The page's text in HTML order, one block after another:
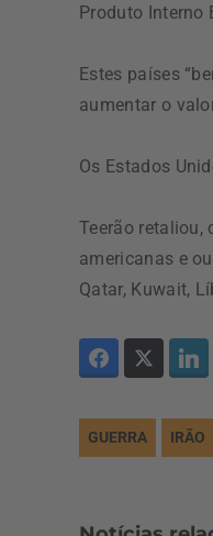
Produto Interno
Estes países
aumentar o
Os Estados
Teerão retaliou,
americanas e
Qatar, Kuwait,
GUERRA IRÃO